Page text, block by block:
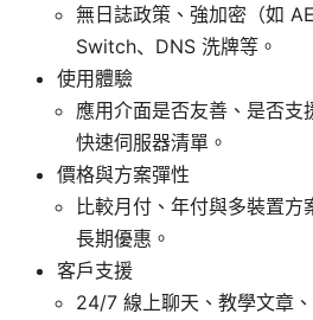
無日誌政策、強加密（如
Switch、DNS 洗牌等。
使用體驗
應用介面是否友善、是否支
快速伺服器清單。
價格與方案彈性
比較月付、年付與多裝置方
長期優惠。
客戶支援
24/7 線上聊天、教學文章